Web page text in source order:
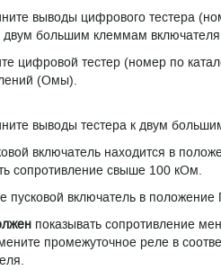
выводы цифрового тестера
двум большим клеммам
цифровой тестер (номер по
(Омы).
выводы тестера к двум
включатель находится в
сопротивление свыше 100 кОм.
пусковой включатель в
показывать сопротивление
промежуточное реле в